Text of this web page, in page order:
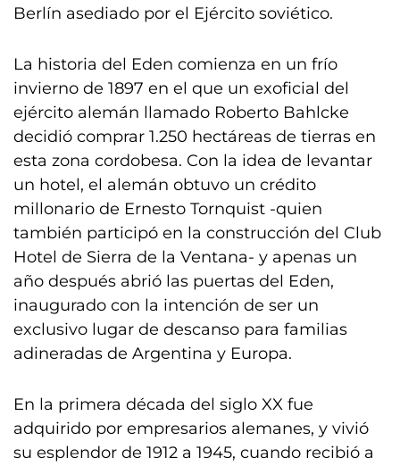
Berlín asediado por el Ejército soviético.
La historia del Eden comienza en un frío
invierno de 1897 en el que un exoficial del
ejército alemán llamado Roberto Bahlcke
decidió comprar 1.250 hectáreas de tierras en
esta zona cordobesa. Con la idea de levantar
un hotel, el alemán obtuvo un crédito
millonario de Ernesto Tornquist -quien
también participó en la construcción del Club
Hotel de Sierra de la Ventana- y apenas un
año después abrió las puertas del Eden,
inaugurado con la intención de ser un
exclusivo lugar de descanso para familias
adineradas de Argentina y Europa.
En la primera década del siglo XX fue
adquirido por empresarios alemanes, y vivió
su esplendor de 1912 a 1945, cuando recibió a